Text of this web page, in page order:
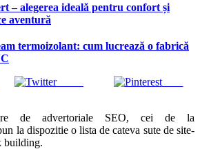
– alegerea ideală pentru confort și
aventură
termoizolant: cum lucrează o fabrică
Tweet Save
de advertoriale SEO, cei de la
la dispozitie o lista de cateva sute de site-
building.